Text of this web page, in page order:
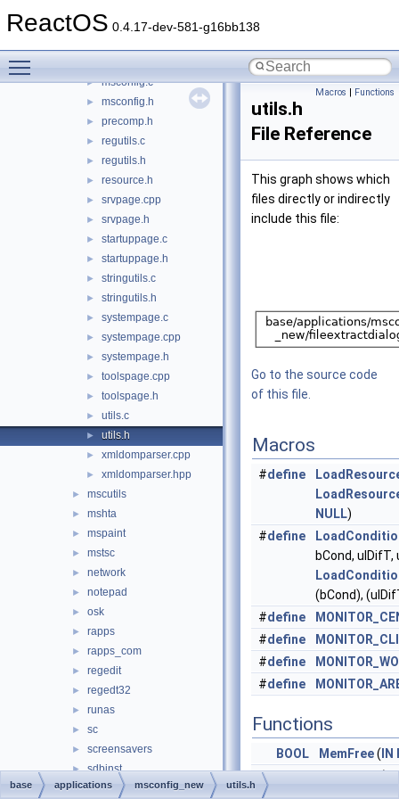
ReactOS 0.4.17-dev-581-g16bb138
► freeldrpage.h
► msconfig.c
► msconfig.h
► precomp.h
► regutils.c
► regutils.h
► resource.h
► srvpage.cpp
► srvpage.h
► startuppage.c
► startuppage.h
► stringutils.c
► stringutils.h
► systempage.c
► systempage.cpp
► systempage.h
► toolspage.cpp
► toolspage.h
► utils.c
► utils.h
► xmldomparser.cpp
► xmldomparser.hpp
► mscutils
► mshta
► mspaint
► mstsc
► network
► notepad
► osk
► rapps
► rapps_com
► regedit
► regedt32
► runas
► sc
► screensavers
► sdbinst
► setup16
Macros | Functions
utils.h
File Reference
This graph shows which
files directly or indirectly
include this file:
Go to the source code
of this file.
Macros
#define
NULL)
#define
bCond,
(bCond),
#define
#define
#define
#define
Functions
BOOL MemFree( IN
PVOID
MemAlloc(IN
base applications msconfig_new utils.h